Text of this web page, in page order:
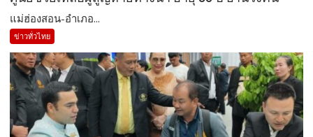
แม่ฮ่องสอน-อำเภอ...
ข่าวทั่วไทย